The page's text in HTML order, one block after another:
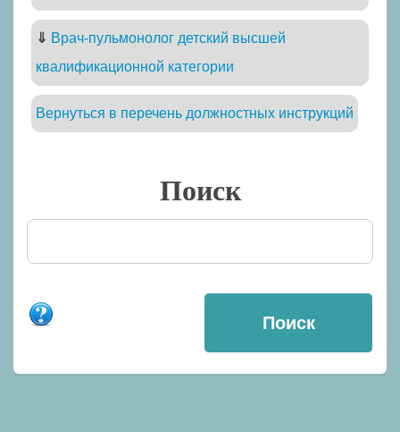
⇓ Врач-пульмонолог детский высшей
квалификационной категории
Вернуться в перечень должностных инструкций
Поиск